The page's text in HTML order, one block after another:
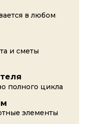
в любом
и сметы
полного цикла
элементы